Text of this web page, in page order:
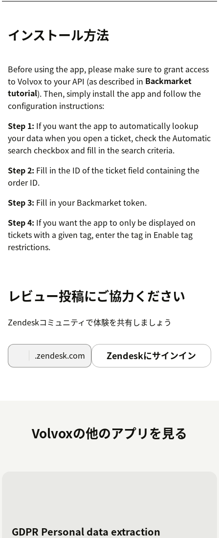
インストール方法
Before using the app, please make sure to grant access
to Volvox to your API (as described in Backmarket
tutorial). Then, simply install the app and follow the
configuration instructions:
Step 1: If you want the app to automatically lookup
your data when you open a ticket, check the Automatic
search checkbox and fill in the search criteria.
Step 2: Fill in the ID of the ticket field containing the
order ID.
Step 3: Fill in your Backmarket token.
Step 4: If you want the app to only be displayed on
tickets with a given tag, enter the tag in Enable tag
restrictions.
レビュー投稿にご協力ください
Zendeskコミュニティで体験を共有しましょう
.zendesk.com Zendeskにサインイン
Volvoxの他のアプリを見る
GDPR Personal data extraction